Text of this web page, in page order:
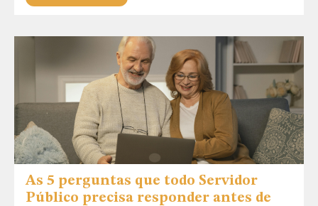
As 5 perguntas que todo Servidor
Público precisa responder antes de